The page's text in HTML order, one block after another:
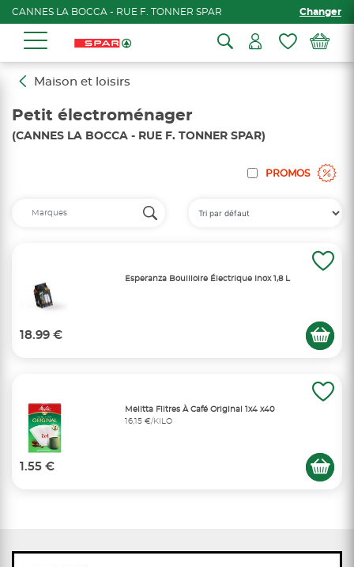
CANNES LA BOCCA - RUE F. TONNER SPAR Changer
Maison et loisirs
Petit électroménager
(CANNES LA BOCCA - RUE F. TONNER SPAR)
PROMOS
Esperanza Bouilloire Électrique Inox 1,8 L
18.99 €
Melitta Filtres À Café Original 1x4 x40
16,15 €/KILO
1.55 €